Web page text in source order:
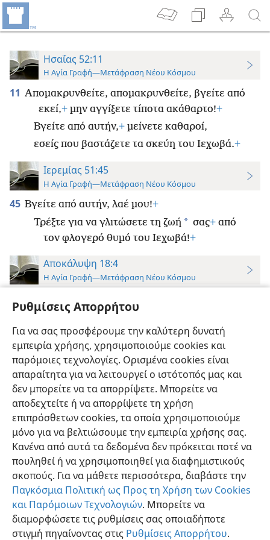
Ρυθμίσεις Απορρήτου
Για να σας προσφέρουμε την καλύτερη δυνατή
εμπειρία χρήσης, χρησιμοποιούμε cookies και
παρόμοιες τεχνολογίες. Ορισμένα cookies είναι
απαραίτητα για να λειτουργεί ο ιστότοπός μας και
δεν μπορείτε να τα απορρίψετε. Μπορείτε να
αποδεχτείτε ή να απορρίψετε τη χρήση
επιπρόσθετων cookies, τα οποία χρησιμοποιούμε
μόνο για να βελτιώσουμε την εμπειρία χρήσης σας.
Κανένα από αυτά τα δεδομένα δεν πρόκειται ποτέ να
πουληθεί ή να χρησιμοποιηθεί για διαφημιστικούς
σκοπούς. Για να μάθετε περισσότερα, διαβάστε την
Παγκόσμια Πολιτική ως Προς τη Χρήση των Cookies
και Παρόμοιων Τεχνολογιών. Μπορείτε να
διαμορφώσετε τις ρυθμίσεις σας οποιαδήποτε
στιγμή πηγαίνοντας στις Ρυθμίσεις Απορρήτου.
Ησαΐας 52:11
Η Αγία Γραφή—Μετάφραση Νέου Κόσμου
11 Απομακρυνθείτε, απομακρυνθείτε, βγείτε από
εκεί,+ μην αγγίξετε τίποτα ακάθαρτο!+
Βγείτε από αυτήν,+ μείνετε καθαροί,
εσείς που βαστάζετε τα σκεύη του Ιεχωβά.+
Ιερεμίας 51:45
Η Αγία Γραφή—Μετάφραση Νέου Κόσμου
45 Βγείτε από αυτήν, λαέ μου!+
Τρέξτε για να γλιτώσετε τη ζωή * σας+ από
τον φλογερό θυμό του Ιεχωβά!+
Αποκάλυψη 18:4
Η Αγία Γραφή—Μετάφραση Νέου Κόσμου
«Βγείτε από αυτήν, λαέ μου,
συμμέτοχοι στις αμαρτίες της και να μη λάβετε από
τις πληγές της.+
Ελληνική Προτιμήσεις
Copyright © 2026 Watch Tower Bible and Tract Society of Pennsylvania
Όροι Χρήσης Πολιτική Απορρήτου
Ρυθμίσεις Απορρήτου
JW.ORG
Σύνδεση